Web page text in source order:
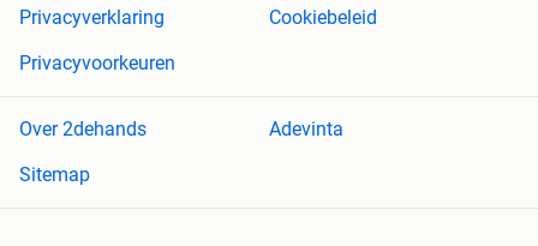
Privacyverklaring
Cookiebeleid
Privacyvoorkeuren
Over 2dehands
Adevinta
Sitemap